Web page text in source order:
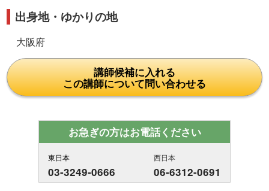
出身地・ゆかりの地
大阪府
講師候補に入れる
この講師について問い合わせる
お急ぎの方はお電話ください
東日本
03-3249-0666
西日本
06-6312-0691